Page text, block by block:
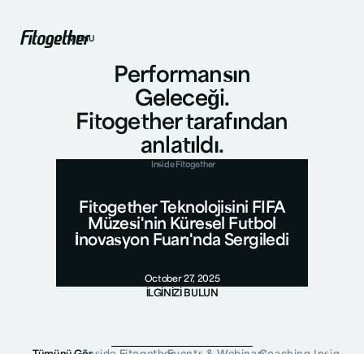
MENU
Performansın
Geleceği.
Fitogether tarafından
anlatıldı.
Inside Fitogether
Fitogether Teknolojisini FIFA
Müzesi'nin Küresel Futbol
İnovasyon Fuarı'nda Sergiledi
October 27, 2025
İLGİNİZİ BULUN